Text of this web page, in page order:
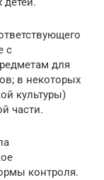
с
для
в некоторых
культуры)
части.
контроля.